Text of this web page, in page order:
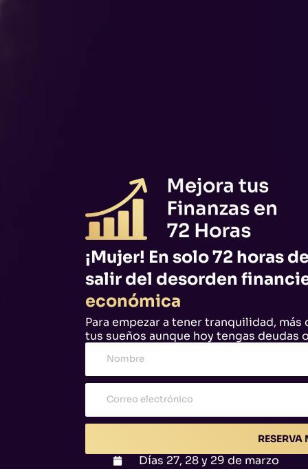
¡Mujer! En solo 72 horas
salir del desorden
económica
Para empezar a tener tranquilidad,
tus sueños aunque hoy tengas deudas
Días 27, 28 y 29 de marzo